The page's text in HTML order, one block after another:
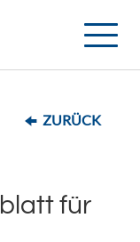
Toggle
ZURÜCK
für